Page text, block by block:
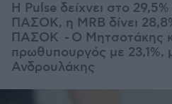
Η Pulse δείχνει στο
ΠΑΣΟΚ, η MRB δίνει
ΠΑΣΟΚ - Ο Μητσοτάκης
πρωθυπουργός με 23,1%,
Ανδρουλάκης